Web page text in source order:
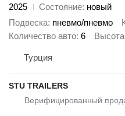
2025
Состояние новый
Подвеска пневмо/пневмо
Количество авто 6
Турция
STU TRAILERS